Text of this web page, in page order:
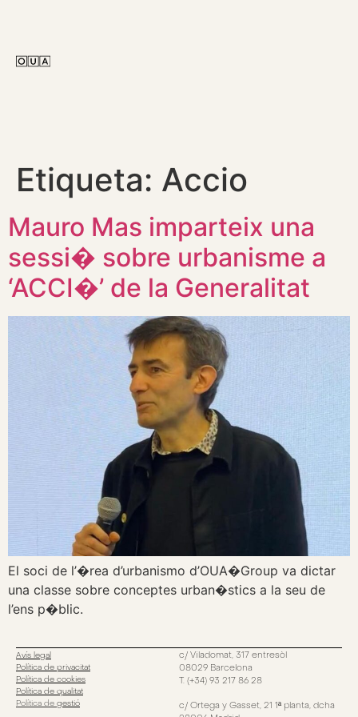
Etiqueta: Accio
Mauro Mas imparteix una
sessi� sobre urbanisme a
‘ACCI�’ de la Generalitat
El soci de l’�rea d’urbanismo d’OUA�Group va dictar
una classe sobre conceptes urban�stics a la seu de
l’ens p�blic.
Avís legal
Política de privacitat
Política de cookies
Política de qualitat
Política de gestió
c/ Viladomat, 317 entresòl
08029 Barcelona
T. (+34) 93 217 86 28
c/ Ortega y Gasset, 21 1ª planta, dcha